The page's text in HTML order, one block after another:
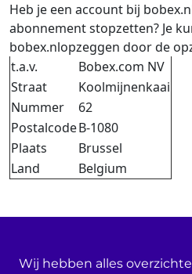
Heb je een account bij
abonnement stopzetten? Je
bobex.nlopzeggen door de
t.a.v.
Bobex.com NV
Straat
Koolmijnenkaai
Nummer
62
PostalcodeB-1080
Plaats
Brussel
Land
Belgium
Wij hebben alles